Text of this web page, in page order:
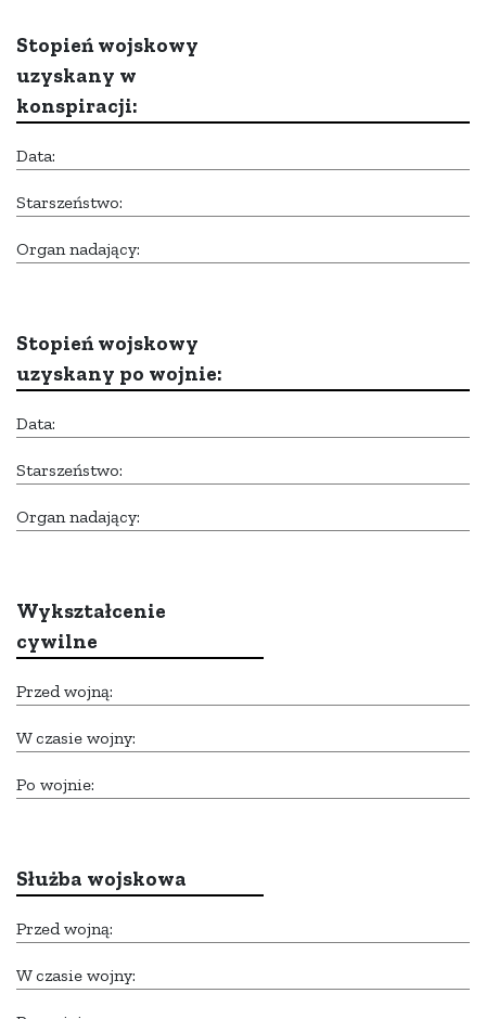
Stopień wojskowy
uzyskany w
konspiracji:
Data:
Starszeństwo:
Organ nadający:
Stopień wojskowy
uzyskany po wojnie:
Data:
Starszeństwo:
Organ nadający:
Wykształcenie
cywilne
Przed wojną:
W czasie wojny:
Po wojnie:
Służba wojskowa
Przed wojną:
W czasie wojny: